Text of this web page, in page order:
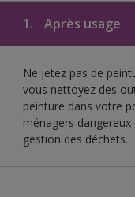
1. Après usage
Ne jetez pas de
vous nettoyez des
peinture dans votre
ménagers
gestion des déchets.